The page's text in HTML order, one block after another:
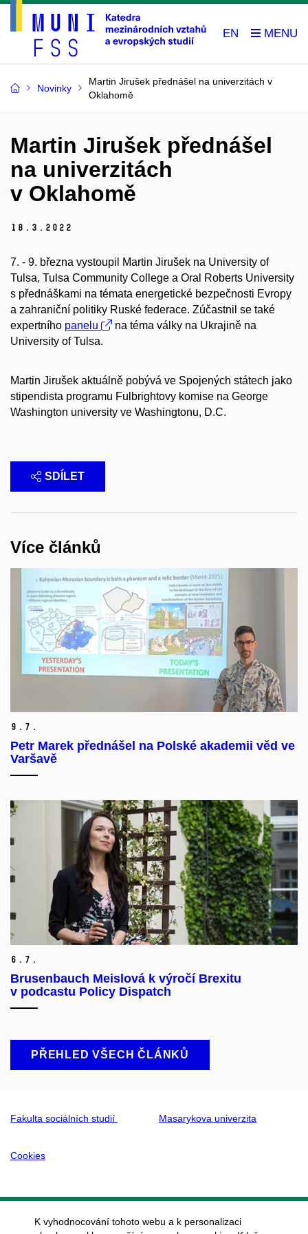
EN
Novinky
Martin Jirušek přednášel na univerzitách v
Oklahomě
Martin Jirušek přednášel
na univerzitách
v Oklahomě
18. 3. 2022
7. - 9. března vystoupil Martin Jirušek na University of
Tulsa, Tulsa Community College a Oral Roberts University
s přednáškami na témata energetické bezpečnosti Evropy
a zahraniční politiky Ruské federace. Zúčastnil se také
expertního panelu
na téma války na Ukrajině na
University of Tulsa.
Martin Jirušek aktuálně pobývá ve Spojených státech jako
stipendista programu Fulbrightovy komise na George
Washington university ve Washingtonu, D.C.
SDÍLET
Více článků
9. 7.
Petr Marek přednášel na Polské akademii věd ve
Varšavě
6. 7.
Brusenbauch Meislová k výročí Brexitu
v podcastu Policy Dispatch
PŘEHLED VŠECH ČLÁNKŮ
Fakulta sociálních studií Masarykova univerzita
Cookies
K vyhodnocování tohoto webu a k personalizaci